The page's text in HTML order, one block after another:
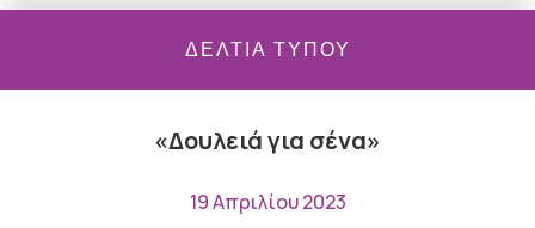
ΔΕΛΤΙΑ ΤΥΠΟΥ
«Δουλειά για σένα»
19 Απριλίου 2023